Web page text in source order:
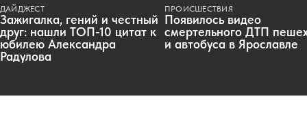
ДАЙДЖЕСТ
Зажигалка, гений и честный
друг: нашли ТОП-10 цитат к
юбилею Александра
Радулова
ПРОИСШЕСТВИЯ
Появилось видео
смертельного ДТП
и автобуса в Ярославле